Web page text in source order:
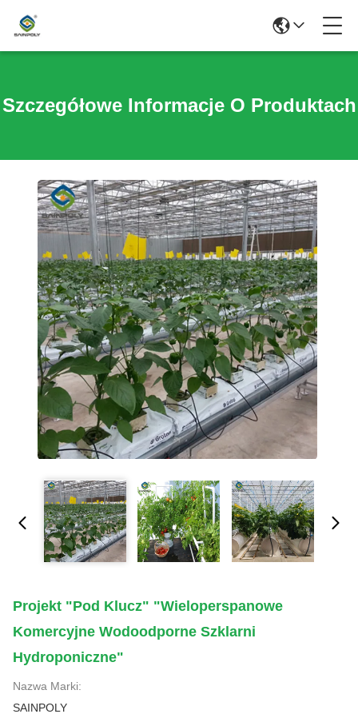
Szczegółowe Informacje O Produktach
Projekt "pod Klucz" "Wieloperspanowe
Komercyjne Wodoodporne Szklarni
Hydroponiczne"
Nazwa Marki:
SAINPOLY